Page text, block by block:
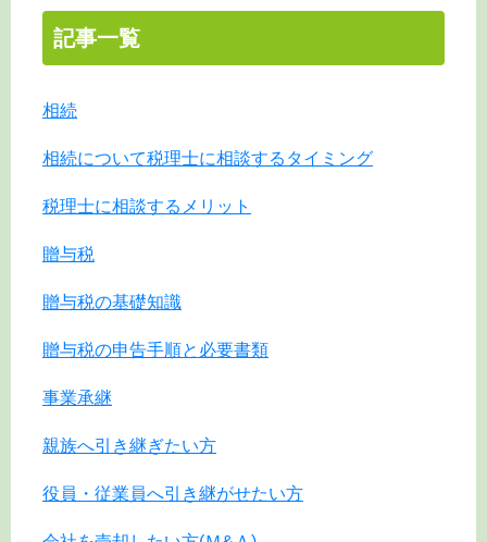
記事一覧
相続
相続について税理士に相談するタイミング
税理士に相談するメリット
贈与税
贈与税の基礎知識
贈与税の申告手順と必要書類
事業承継
親族へ引き継ぎたい方
役員・従業員へ引き継がせたい方